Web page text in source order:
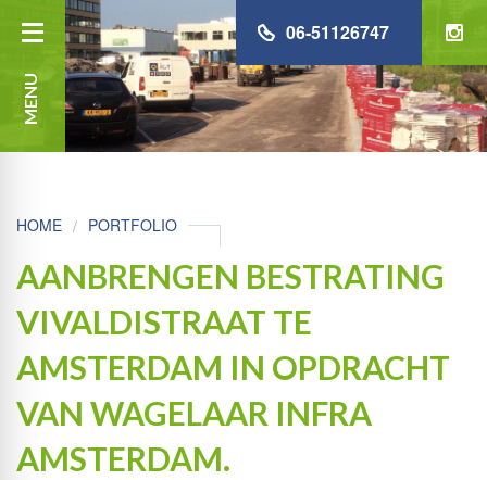
MENU
06-51126747
HOME PORTFOLIO
AANBRENGEN BESTRATING
VIVALDISTRAAT TE
AMSTERDAM IN OPDRACHT
VAN WAGELAAR INFRA
AMSTERDAM.